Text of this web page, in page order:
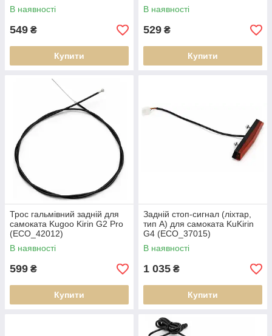
В наявності
549 ₴
Купити
В наявності
529 ₴
Купити
Трос гальмівний задній для
самоката Kugoo Kirin G2 Pro
(ECO_42012)
В наявності
599 ₴
Купити
Задній стоп-сигнал (ліхтар,
тип A) для самоката KuKirin
G4 (ECO_37015)
В наявності
1 035 ₴
Купити